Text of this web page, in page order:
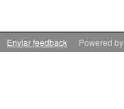
Enviar feedback Powered by